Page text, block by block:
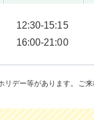
12:30-15:15
16:00-21:00
デー等があります。ご来